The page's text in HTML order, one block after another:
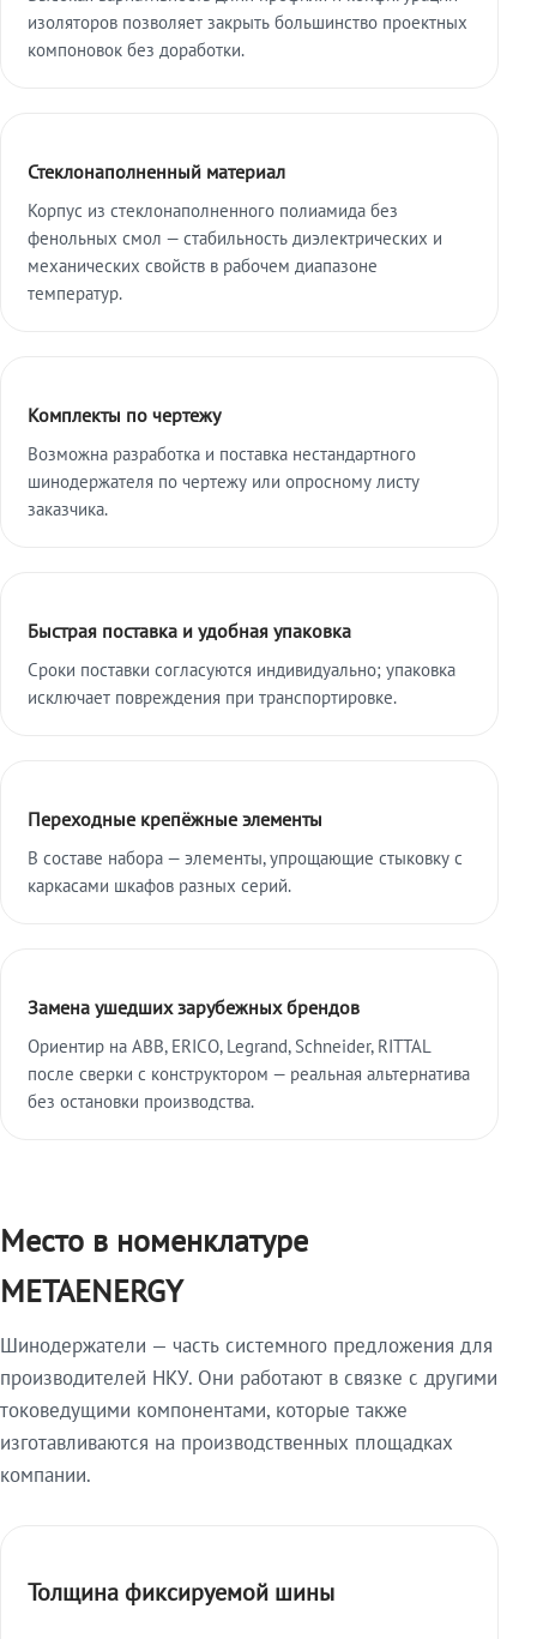
изоляторов позволяет закрыть большинство проектных
компоновок без доработки.
Стеклонаполненный материал
Корпус из стеклонаполненного полиамида без
фенольных смол — стабильность диэлектрических и
механических свойств в рабочем диапазоне
температур.
Комплекты по чертежу
Возможна разработка и поставка нестандартного
шинодержателя по чертежу или опросному листу
заказчика.
Быстрая поставка и удобная упаковка
Сроки поставки согласуются индивидуально; упаковка
исключает повреждения при транспортировке.
Переходные крепёжные элементы
В составе набора — элементы, упрощающие стыковку с
каркасами шкафов разных серий.
Замена ушедших зарубежных брендов
Ориентир на ABB, ERICO, Legrand, Schneider, RITTAL
после сверки с конструктором — реальная альтернатива
без остановки производства.
Место в номенклатуре
METAENERGY
Шинодержатели — часть системного предложения для
производителей НКУ. Они работают в связке с другими
токоведущими компонентами, которые также
изготавливаются на производственных площадках
компании.
Толщина фиксируемой шины